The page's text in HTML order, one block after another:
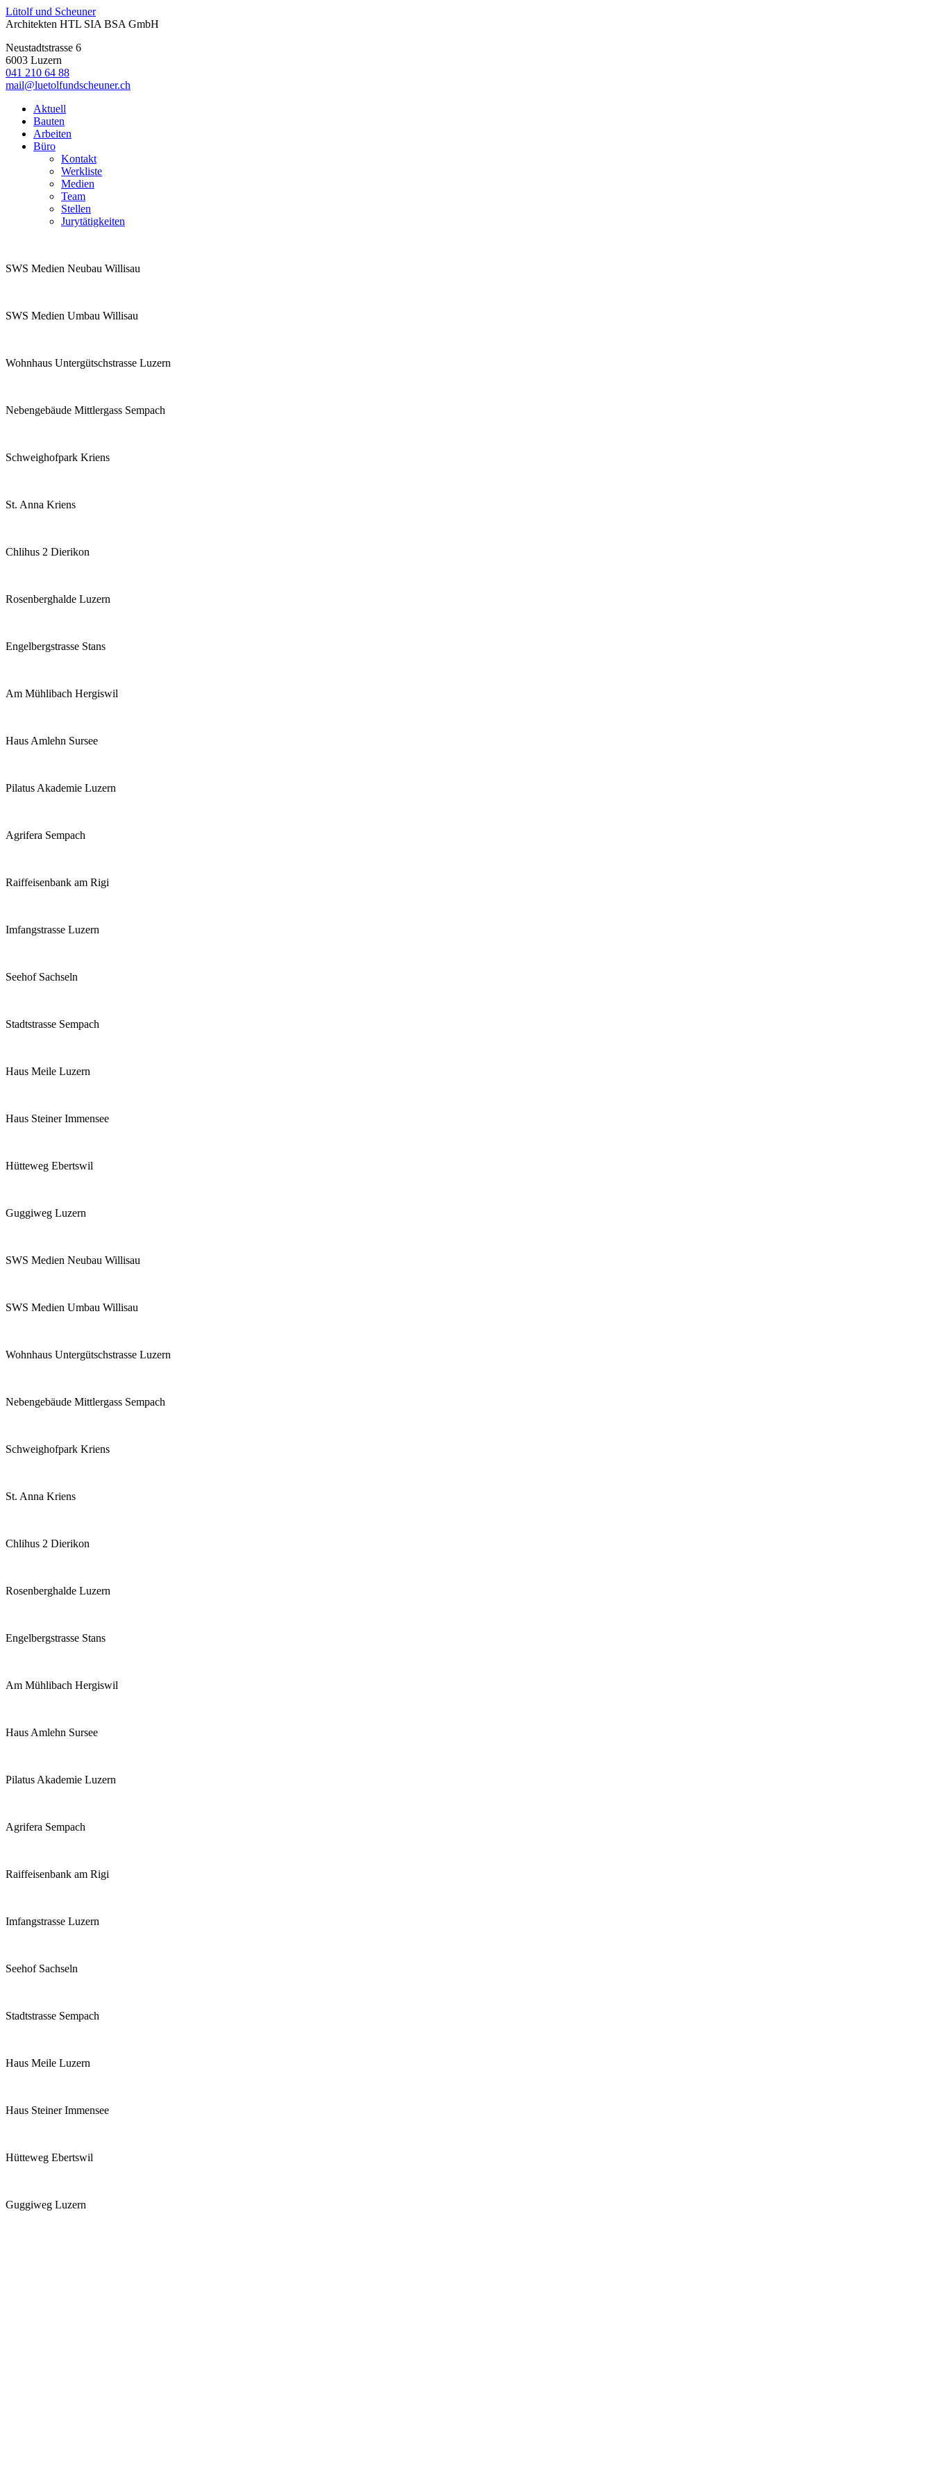
Lütolf und Scheuner
Architekten HTL SIA BSA GmbH
Neustadtstrasse 6
6003 Luzern
041 210 64 88
mail@luetolfundscheuner.ch
Aktuell
Bauten
Arbeiten
Büro
Kontakt
Werkliste
Medien
Team
Stellen
Jurytätigkeiten
SWS Medien Neubau Willisau
SWS Medien Umbau Willisau
Wohnhaus Untergütschstrasse Luzern
Nebengebäude Mittlergass Sempach
Schweighofpark Kriens
St. Anna Kriens
Chlihus 2 Dierikon
Rosenberghalde Luzern
Engelbergstrasse Stans
Am Mühlibach Hergiswil
Haus Amlehn Sursee
Pilatus Akademie Luzern
Agrifera Sempach
Raiffeisenbank am Rigi
Imfangstrasse Luzern
Seehof Sachseln
Stadtstrasse Sempach
Haus Meile Luzern
Haus Steiner Immensee
Hütteweg Ebertswil
Guggiweg Luzern
SWS Medien Neubau Willisau
SWS Medien Umbau Willisau
Wohnhaus Untergütschstrasse Luzern
Nebengebäude Mittlergass Sempach
Schweighofpark Kriens
St. Anna Kriens
Chlihus 2 Dierikon
Rosenberghalde Luzern
Engelbergstrasse Stans
Am Mühlibach Hergiswil
Haus Amlehn Sursee
Pilatus Akademie Luzern
Agrifera Sempach
Raiffeisenbank am Rigi
Imfangstrasse Luzern
Seehof Sachseln
Stadtstrasse Sempach
Haus Meile Luzern
Haus Steiner Immensee
Hütteweg Ebertswil
Guggiweg Luzern